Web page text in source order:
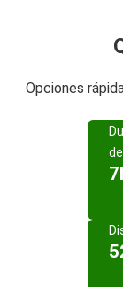
Opciones